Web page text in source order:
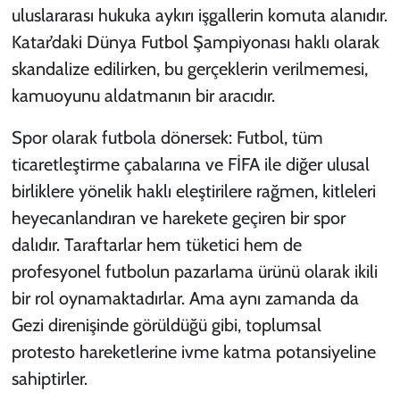
uluslararası hukuka aykırı işgallerin komuta alanıdır.
Katar’daki Dünya Futbol Şampiyonası haklı olarak
skandalize edilirken, bu gerçeklerin verilmemesi,
kamuoyunu aldatmanın bir aracıdır.
Spor olarak futbola dönersek: Futbol, tüm
ticaretleştirme çabalarına ve FİFA ile diğer ulusal
birliklere yönelik haklı eleştirilere rağmen, kitleleri
heyecanlandıran ve harekete geçiren bir spor
dalıdır. Taraftarlar hem tüketici hem de
profesyonel futbolun pazarlama ürünü olarak ikili
bir rol oynamaktadırlar. Ama aynı zamanda da
Gezi direnişinde görüldüğü gibi, toplumsal
protesto hareketlerine ivme katma potansiyeline
sahiptirler.